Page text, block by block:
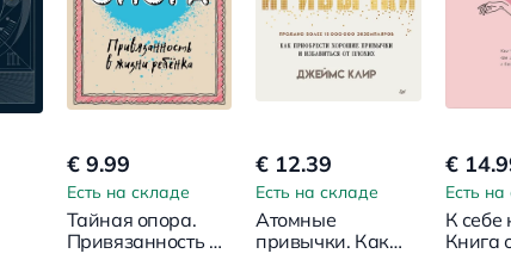
€ 9.99
Есть на складе
Тайная опора.
Привязанность в
€ 12.39
Есть на складе
Атомные
привычки. Как
€
Есть
К себе
Книга